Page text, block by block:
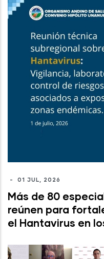
- 01 JUL, 2026
Más de 80
reúnen para
el Hantavirus en